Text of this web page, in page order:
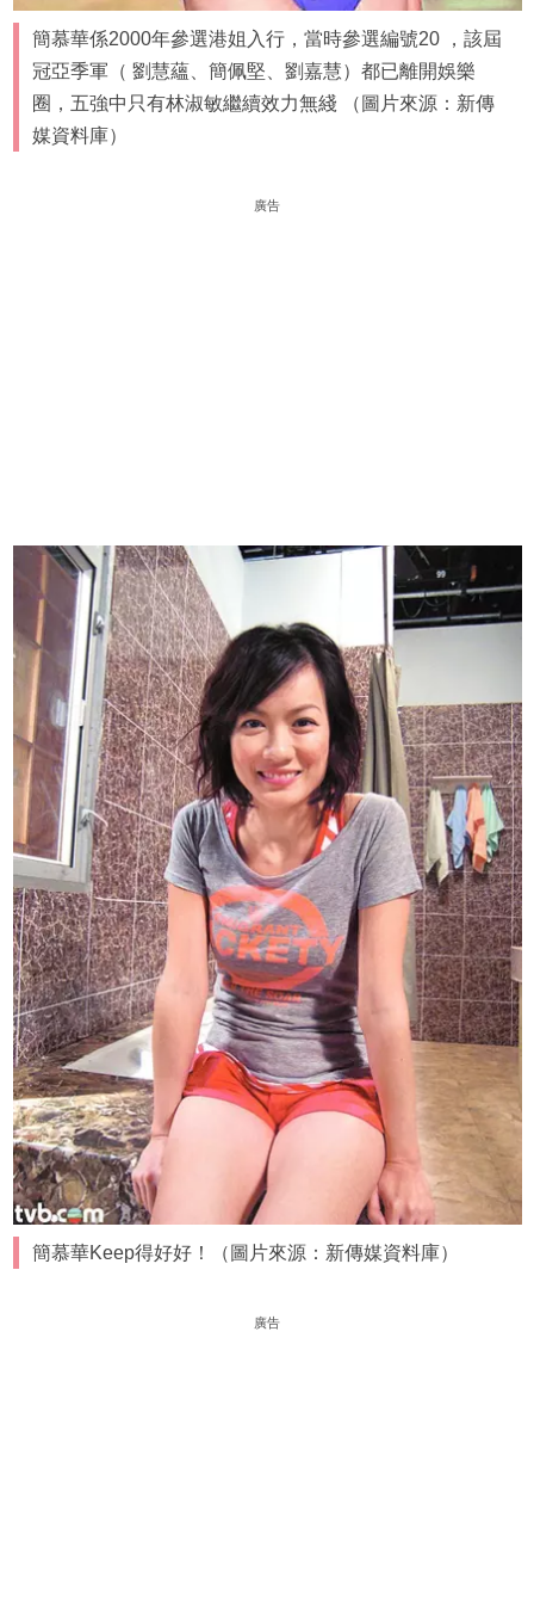
簡慕華係2000年參選港姐入行，當時參選編號20 ，該屆
冠亞季軍（ 劉慧蘊、簡佩堅、劉嘉慧）都已離開娛樂
圈，五強中只有林淑敏繼續效力無綫 （圖片來源：新傳
媒資料庫）
廣告
簡慕華Keep得好好！（圖片來源：新傳媒資料庫）
廣告